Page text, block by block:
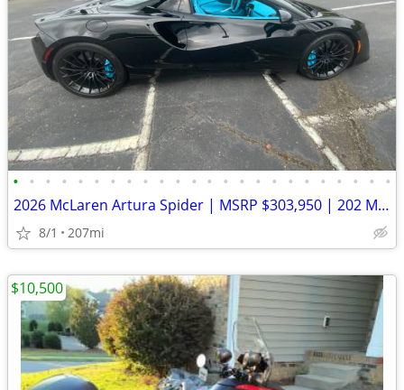
• • • • • • • • • • • • • • • • • • • • • • • •
2026 McLaren Artura Spider | MSRP $303,950 | 202 Miles | MSO Bespoke B
8/1 207mi
$10,500